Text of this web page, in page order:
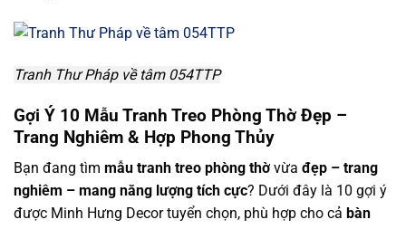
Tranh Thư Pháp về tâm 054TTP
Gợi Ý 10 Mẫu Tranh Treo Phòng Thờ Đẹp –
Trang Nghiêm & Hợp Phong Thủy
Bạn đang tìm mẫu tranh treo phòng thờ vừa đẹp – trang
nghiêm – mang năng lượng tích cực? Dưới đây là 10 gợi ý
được Minh Hưng Decor tuyển chọn, phù hợp cho cả bàn